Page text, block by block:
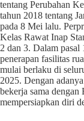
tentang Perubahan
tahun 2018 tentang
pada 8 Mei lalu.
Kelas Rawat Inap
2 dan 3. Dalam
penerapan fasilitas
mulai berlaku di
2025. Dengan
bekerja sama
mempersiapkan diri